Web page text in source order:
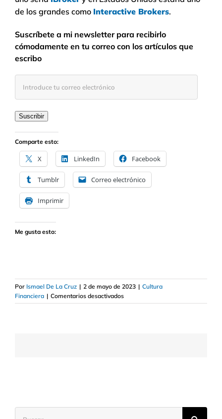
de los grandes como Interactive Brokers.
Suscríbete a mi newsletter para recibirlo
cómodamente en tu correo con los artículos que
escribo
electrónico
Suscribir
Comparte esto:
X LinkedIn Facebook
Tumblr Correo electrónico
Imprimir
Me gusta esto:
Por Ismael De La Cruz | 2 de mayo de 2023 | Cultura
Financiera | Comentarios desactivadosen
Cómo